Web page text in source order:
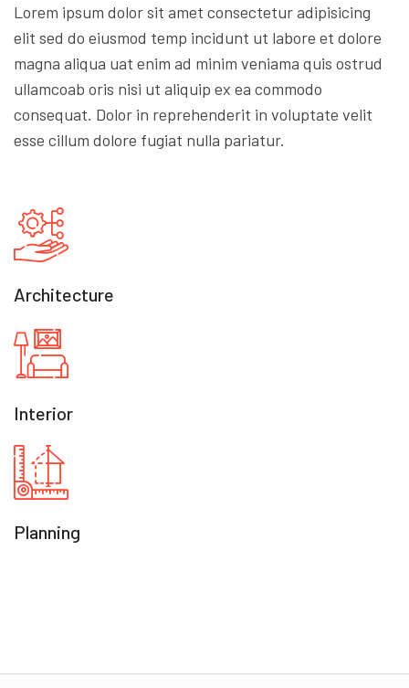
Lorem ipsum dolor sit amet consectetur adipisicing
elit sed do eiusmod temp incidunt ut labore et dolore
magna aliqua uat enim ad minim veniama quis ostrud
ullamcoab oris nisi ut aliquip ex ea commodo
consequat. Dolor in reprehenderit in voluptate velit
esse cillum dolore fugiat nulla pariatur.
Architecture
Interior
Planning